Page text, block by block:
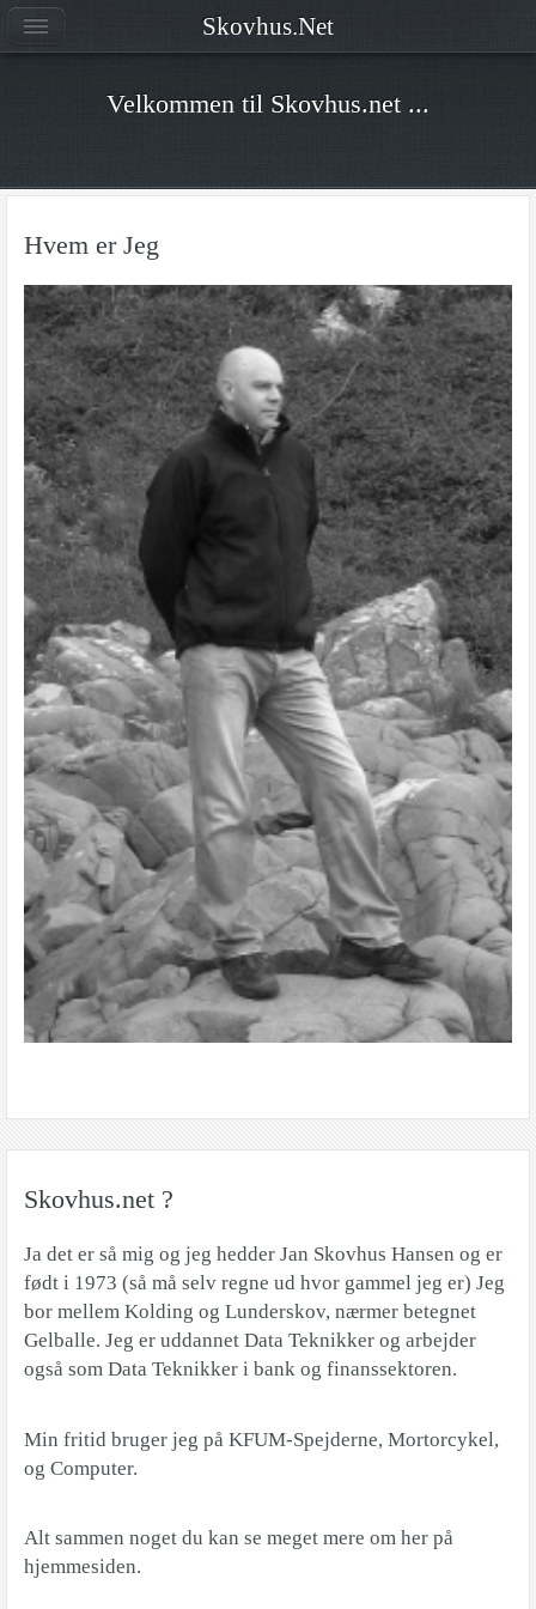
Velkommen til Skovhus.net ...
Hvem er Jeg
Skovhus.net ?
Ja det er så mig og jeg hedder Jan Skovhus Hansen og er
født i 1973 (så må selv regne ud hvor gammel jeg er) Jeg
bor mellem Kolding og Lunderskov, nærmer betegnet
Gelballe. Jeg er uddannet Data Teknikker og arbejder
også som Data Teknikker i bank og finanssektoren.
Min fritid bruger jeg på KFUM-Spejderne, Mortorcykel,
og Computer.
Alt sammen noget du kan se meget mere om her på
hjemmesiden.
Skovhus.Net